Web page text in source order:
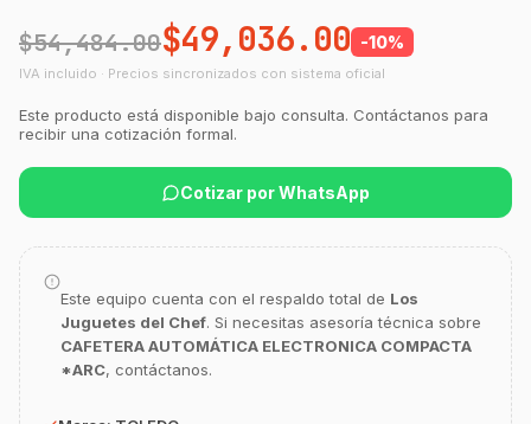
$54,484.00$49,036.00 -10%
IVA incluido · Precios sincronizados con sistema oficial
Este producto está disponible bajo consulta. Contáctanos para
recibir una cotización formal.
Cotizar por WhatsApp
Este equipo cuenta con el respaldo total de Los
Juguetes del Chef. Si necesitas asesoría técnica sobre
CAFETERA AUTOMÁTICA ELECTRONICA COMPACTA
*ARC, contáctanos.
GastroBot
¡Hola Chef! 🍳 Soy GastroBot, tu asesor
de cocina profesional de GastroArt.
equipamiento o utensilios?
Buscar estufas industriales
Ver uniformes y filipinas
Métodos de envío y entrega